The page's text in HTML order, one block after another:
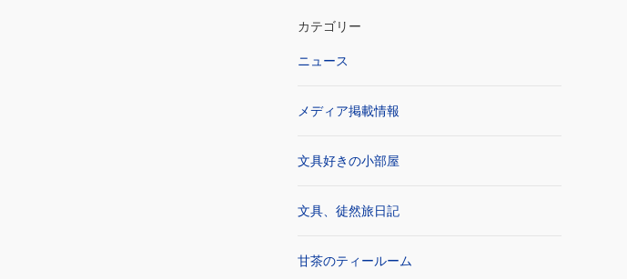
カテゴリー
ニュース
メディア掲載情報
文具好きの小部屋
文具、徒然旅日記
甘茶のティールーム